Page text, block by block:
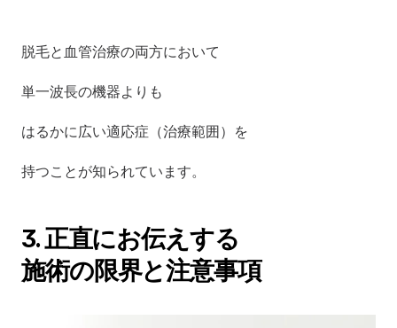
脱毛と血管治療の両方において
単一波長の機器よりも
はるかに広い適応症（治療範囲）を
持つことが知られています。
3. 正直にお伝えする
施術の限界と注意事項